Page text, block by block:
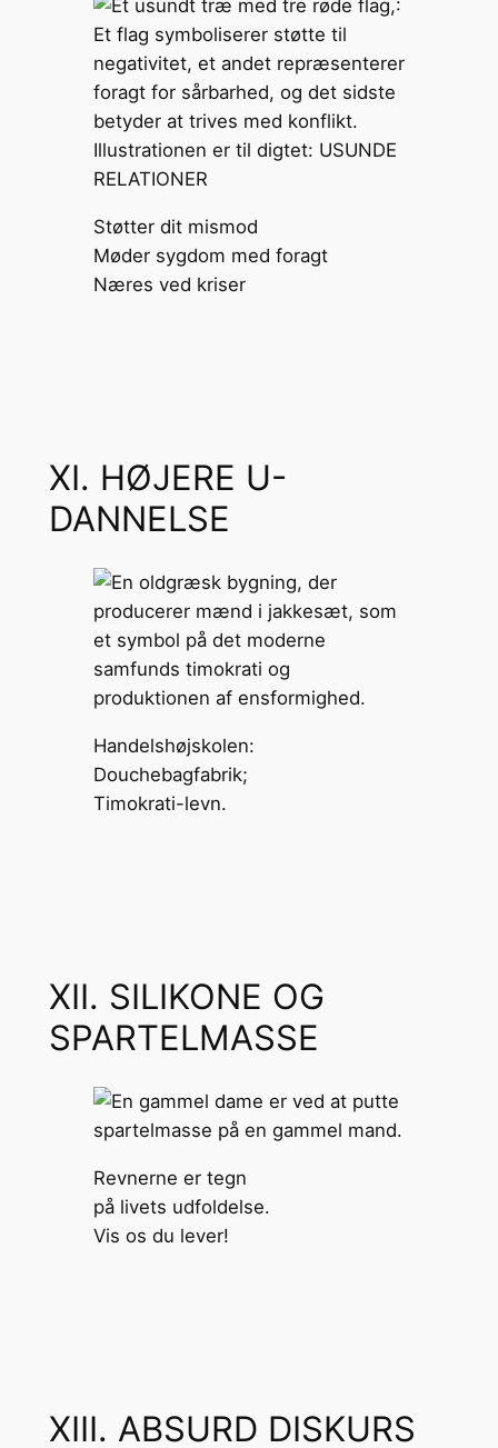
Støtter dit mismod
Møder sygdom med foragt
Næres ved kriser
XI. HØJERE U-
DANNELSE
Handelshøjskolen:
Douchebagfabrik;
Timokrati-levn.
XII. SILIKONE OG
SPARTELMASSE
Revnerne er tegn
på livets udfoldelse.
Vis os du lever!
XIII. ABSURD DISKURS